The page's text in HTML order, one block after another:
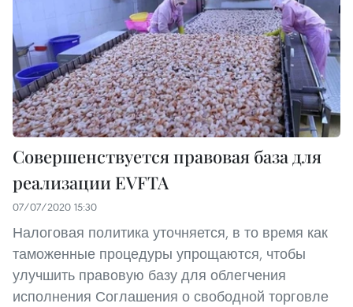
Совершенствуется правовая база для
реализации EVFTA
07/07/2020 15:30
Налоговая политика уточняется, в то время как
таможенные процедуры упрощаются, чтобы
улучшить правовую базу для облегчения
исполнения Соглашения о свободной торговле